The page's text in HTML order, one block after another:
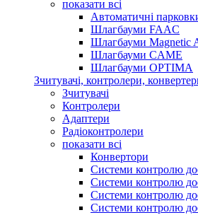
показати всі
Автоматичні
Шлагбауми FAAC
Шлагбауми Magnetic
Шлагбауми CAME
Шлагбауми OPTIMA
Зчитувачі, контролери,
Зчитувачі
Контролери
Адаптери
Радіоконтролери
показати всі
Конвертори
Системи контролю
Системи контролю
Системи контролю
Системи контролю